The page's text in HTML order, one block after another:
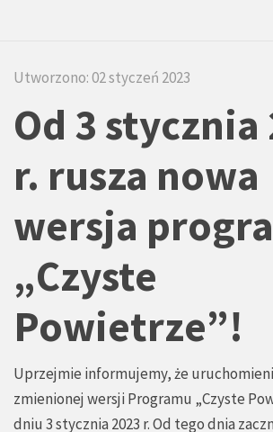
Utworzono: 02 styczeń 2023
Od 3 stycznia
r. rusza nowa
wersja
„Czyste
Powietrze”!
Uprzejmie informujemy, że
zmienionej wersji Programu „Czyste
dniu 3 stycznia 2023 r. Od tego dnia